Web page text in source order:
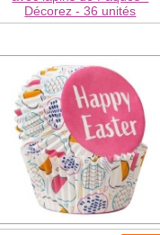
Décorez - 36 unités